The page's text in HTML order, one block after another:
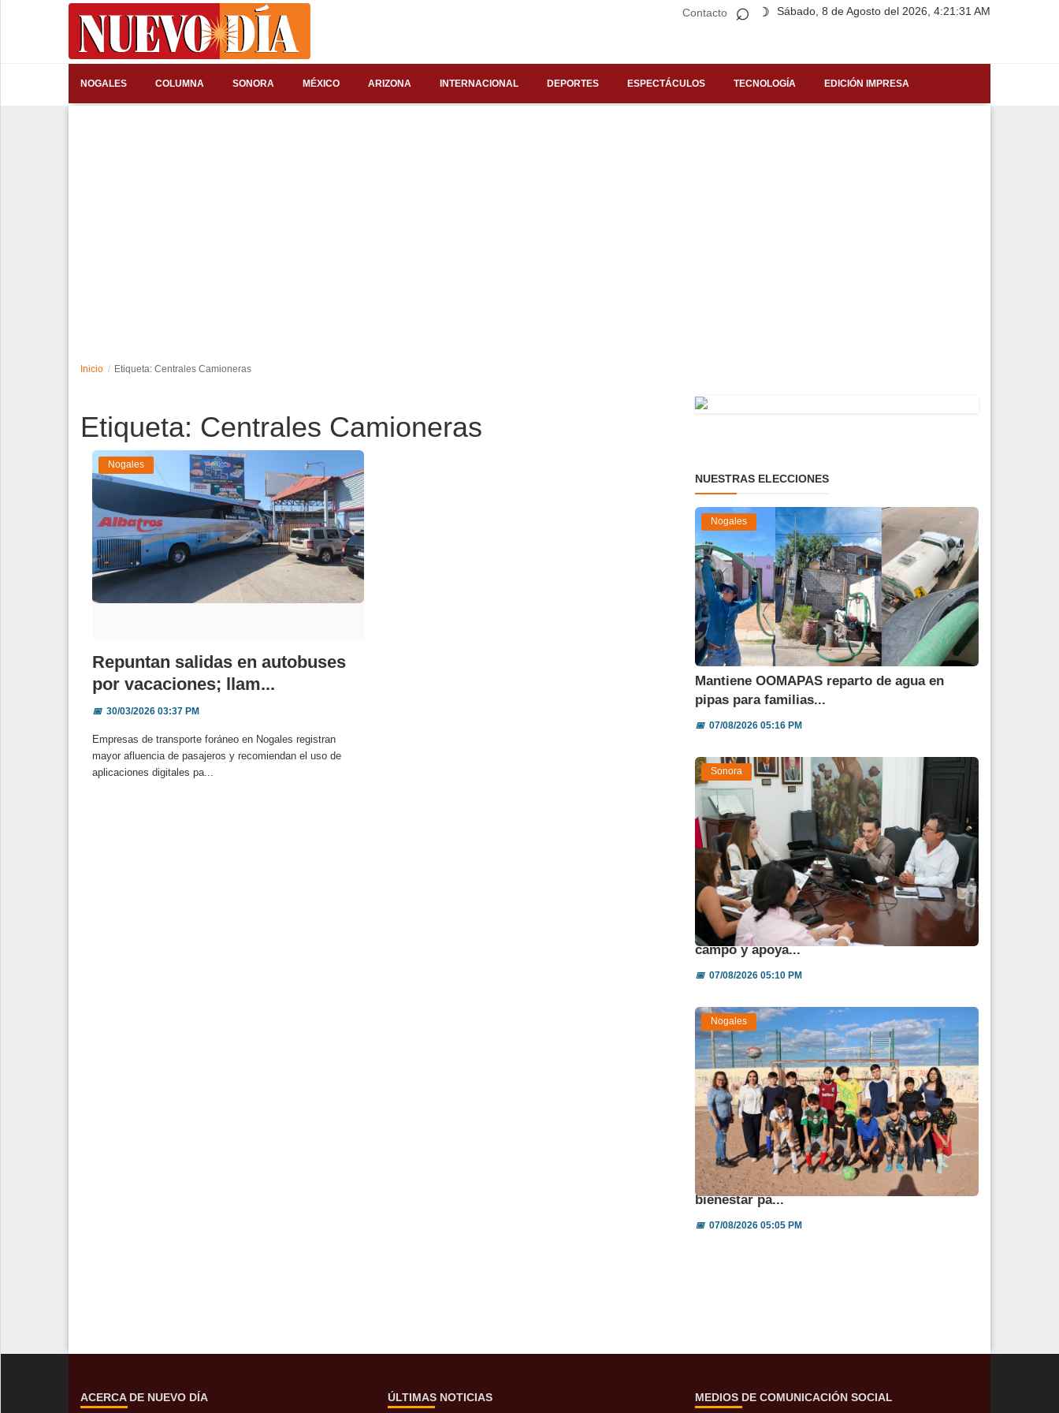
Contacto Sábado, 8 de Agosto del 2026, 4:21:31 AM
⌕ ☽
NOGALES COLUMNA SONORA MÉXICO ARIZONA INTERNACIONAL DEPORTES ESPECTÁCULOS TECNOLOGÍA EDICIÓN IMPRESA
Inicio Etiqueta: Centrales Camioneras
Etiqueta: Centrales Camioneras
Nogales
Repuntan salidas en autobuses
por vacaciones; llam...
📅30/03/2026 03:37 PM
Empresas de transporte foráneo en Nogales registran
mayor afluencia de pasajeros y recomiendan el uso de
aplicaciones digitales pa...
NUESTRAS ELECCIONES
Nogales
Mantiene OOMAPAS reparto de agua en
pipas para familias...
📅07/08/2026 05:16 PM
Sonora
Destina Sonora 850 mdp para fortalecer al
campo y apoya...
📅07/08/2026 05:10 PM
Nogales
Angélica Burgos impulsa jornada de salud y
bienestar pa...
📅07/08/2026 05:05 PM
ACERCA DE NUEVO DÍA ÚLTIMAS NOTICIAS MEDIOS DE COMUNICACIÓN SOCIAL